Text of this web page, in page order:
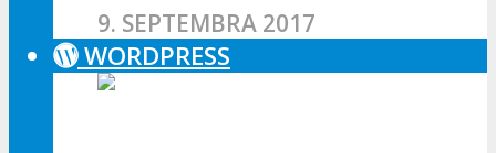
9. SEPTEMBRA 2017
WORDPRESS